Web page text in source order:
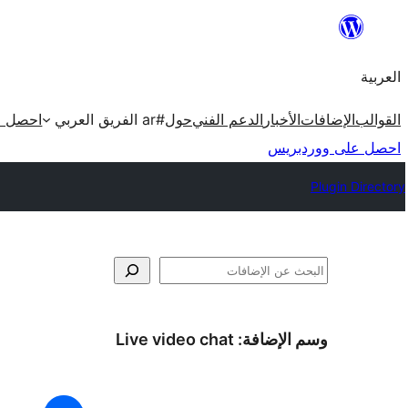
المحتوى
العربية
القوالبالإضافاتالأخبار الدعم الفنيحول#ar الفريق العربي
احصل
احصل على ووردبريس
Plugin Directory
البحث
وسم الإضافة: Live video chat